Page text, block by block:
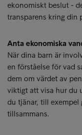
ekonomiskt beslut -
transparens kring din
Anta ekonomiska
När dina barn är
en förståelse för vad
dem om värdet av
viktigt att visa hur du
du tjänar, till exempel
tillsammans.